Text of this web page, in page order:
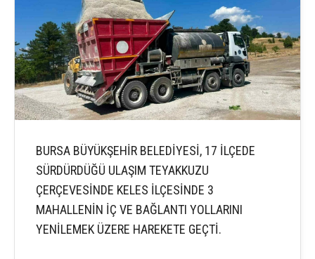
BURSA BÜYÜKŞEHİR BELEDİYESİ, 17 İLÇEDE
SÜRDÜRDÜĞÜ ULAŞIM TEYAKKUZU
ÇERÇEVESİNDE KELES İLÇESİNDE 3
MAHALLENİN İÇ VE BAĞLANTI YOLLARINI
YENİLEMEK ÜZERE HAREKETE GEÇTİ.